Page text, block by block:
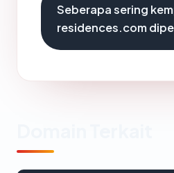
Seberapa sering
residences.com